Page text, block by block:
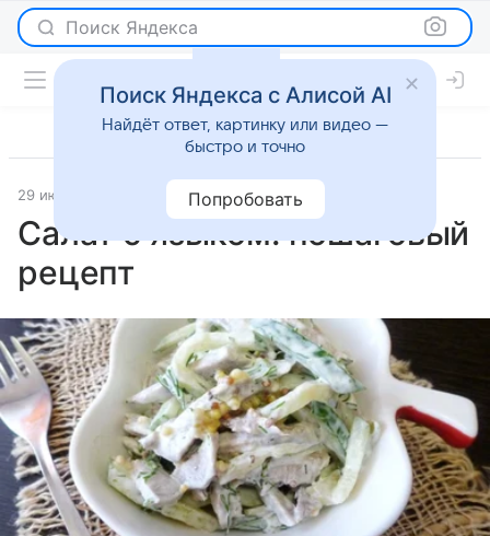
Поиск Яндекса
29 июля 2025 Рецепты
Салат с языком: пошаговый
рецепт
Поиск Яндекса с Алисой AI
Найдёт ответ, картинку или видео —
быстро и точно
Попробовать